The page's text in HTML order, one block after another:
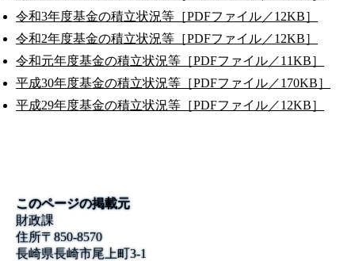
令和3年度基金の積立状況等［PDFファイル／12KB］
令和2年度基金の積立状況等［PDFファイル／12KB］
令和元年度基金の積立状況等［PDFファイル／11KB］
平成30年度基金の積立状況等［PDFファイル／170KB］
平成29年度基金の積立状況等［PDFファイル／12KB］
このページの掲載元
財政課
住所〒850-8570
長崎県長崎市尾上町3‐1